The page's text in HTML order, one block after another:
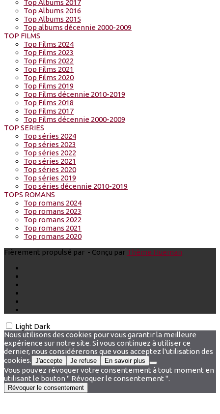
Top Albums 2017
Top Albums 2016
Top Albums 2015
Top albums décennie 2000-2009
TOP FILMS
Top Films 2024
Top Films 2023
Top Films 2022
Top Films 2021
Top Films 2020
Top Films 2019
Top Films décennie 2010-2019
Top Films 2018
Top Films 2017
Top Films décennie 2000-2009
TOP SERIES
Top séries 2024
Top séries 2023
Top séries 2022
Top séries 2021
Top séries 2020
Top séries 2019
Top séries décennie 2010-2019
TOPS ROMANS
Top romans 2024
Top romans 2023
Top romans 2022
Top romans 2021
Top romans 2020
Fièrement propulsé par - Conçu par Thème Hueman
Light Dark
Nous utilisons des cookies pour vous garantir la meilleure
expérience sur notre site. Si vous continuez à utiliser ce
dernier, nous considérerons que vous acceptez l'utilisation des
cookies. J'accepte Je refuse En savoir plus
Vous pouvez révoquer votre consentement à tout moment en
utilisant le bouton " Révoquer le consentement ".
Révoquer le consentement